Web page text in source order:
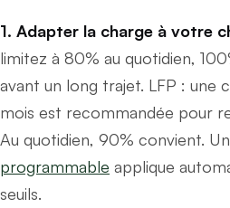
1. Adapter la charge à votre
limitez à 80% au quotidien,
avant un long trajet. LFP : une
mois est recommandée pour
Au quotidien, 90% convient.
programmable applique
seuils.